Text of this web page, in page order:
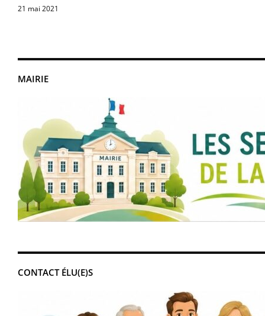
MAIRIE
CONTACT ÉLU(E)S
21 mai 2021